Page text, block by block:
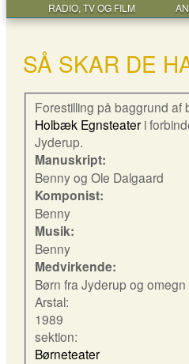
RADIO, TV OG FILM
SÅ SKAR DE
Forestilling på baggrund af
Holbæk Egnsteateri
Jyderup.
Manuskript:
Benny og Ole Dalgaard
Komponist:
Benny
Musik:
Benny
Medvirkende:
Børn fra Jyderup og omegn
Arstal:
1989
sektion:
Børneteater